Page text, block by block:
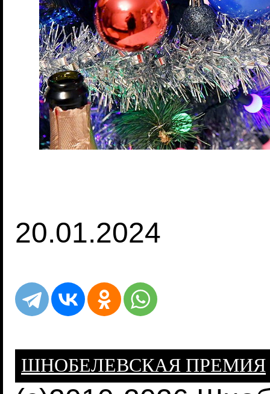
20.01.2024
ШНОБЕЛЕВСКАЯ ПРЕМИЯ